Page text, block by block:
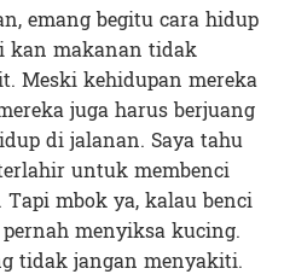
emang begitu cara hidup
kan makanan tidak
Meski kehidupan mereka
juga harus berjuang
di jalanan. Saya tahu
untuk membenci
mbok ya, kalau benci
menyiksa kucing.
tidak jangan menyakiti.